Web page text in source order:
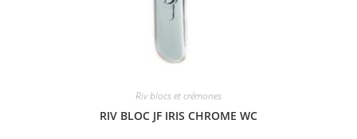
Riv blocs et crémones
RIV BLOC JF IRIS CHROME WC